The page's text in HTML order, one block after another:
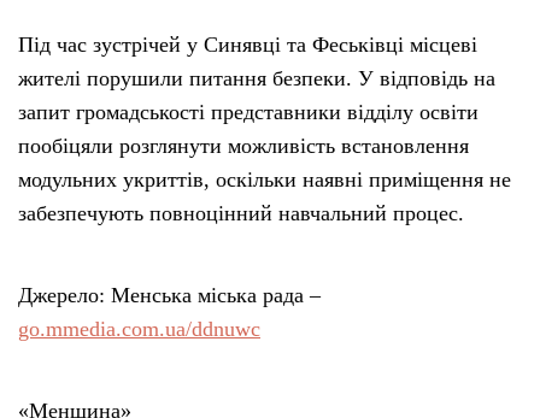
Під час зустрічей у Синявці та Феськівці місцеві
жителі порушили питання безпеки. У відповідь на
запит громадськості представники відділу освіти
пообіцяли розглянути можливість встановлення
модульних укриттів, оскільки наявні приміщення не
забезпечують повноцінний навчальний процес.
Джерело: Менська міська рада –
go.mmedia.com.ua/ddnuwc
«Менщина»